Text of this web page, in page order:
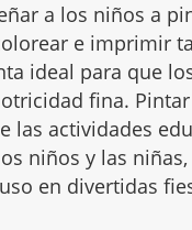
a los niños a
e imprimir
ideal para que
fina.
las actividades
niños y las
en divertidas